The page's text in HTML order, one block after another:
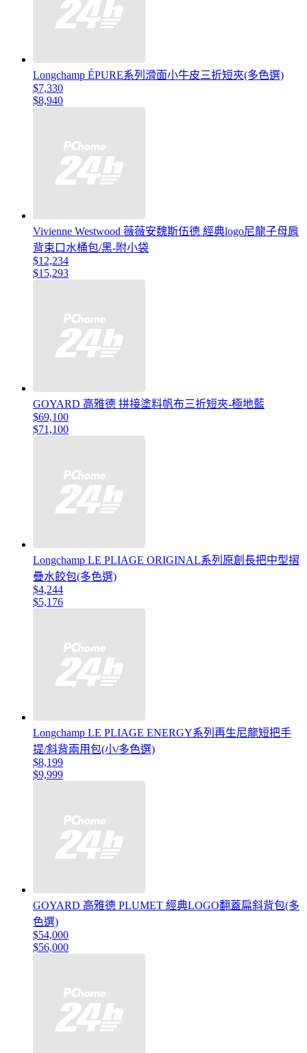
Longchamp ÉPURE系列滑面小牛皮三折短夾(多色選)
$7,330
$8,940
Vivienne Westwood 薇薇安魏斯伍德 經典logo尼龍子母肩
背束口水桶包/黑-附小袋
$12,234
$15,293
GOYARD 高雅德 拼接塗料帆布三折短夾-極地藍
$69,100
$71,100
Longchamp LE PLIAGE ORIGINAL系列原創長把中型摺
疊水餃包(多色選)
$4,244
$5,176
Longchamp LE PLIAGE ENERGY系列再生尼龍短把手
提/斜背兩用包(小/多色選)
$8,199
$9,999
GOYARD 高雅德 PLUMET 經典LOGO翻蓋扁斜背包(多
色選)
$54,000
$56,000